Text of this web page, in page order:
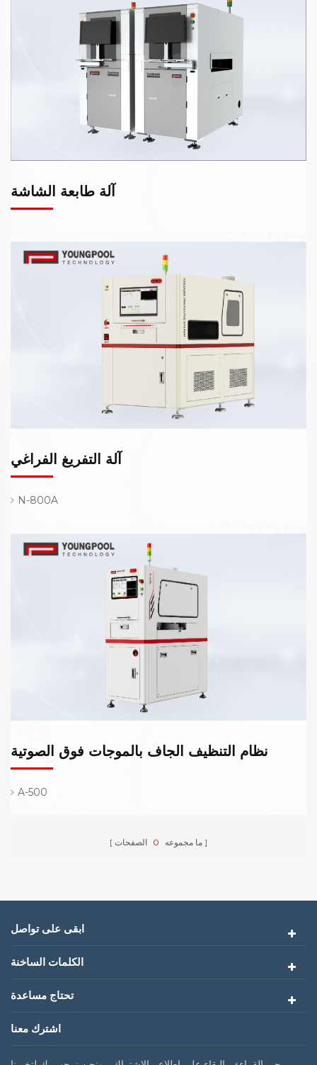
آلة طابعة الشاشة
آلة التفريغ الفراغي
N-800A
نظام التنظيف الجاف بالموجات فوق الصوتية
A-500
ما مجموعه 0 الصفحات
ابقى على تواصل
الكلمات الساخنة
تحتاج مساعدة
اشترك معنا